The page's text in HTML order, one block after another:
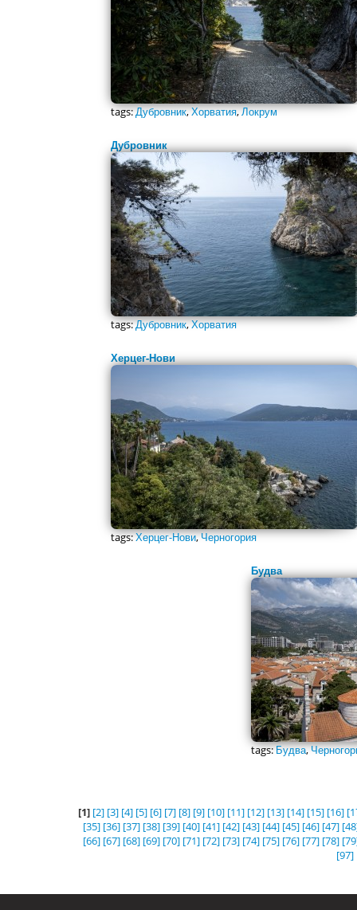
tags:Дубровник,Хорватия,Локрум
Дубровник
tags:Дубровник,Хорватия
Херцег-Нови
tags:Херцег-Нови,Черногория
Будва
tags:Будва,
[1] [2] [3] [4] [5] [6] [7] [8] [9] [10] [11] [12] [13] [14] [15] [16]
[35] [36] [37] [38] [39] [40] [41] [42] [43] [44] [45] [46] [47]
[66] [67] [68] [69] [70] [71] [72] [73] [74] [75] [76] [77] [78]
[97]